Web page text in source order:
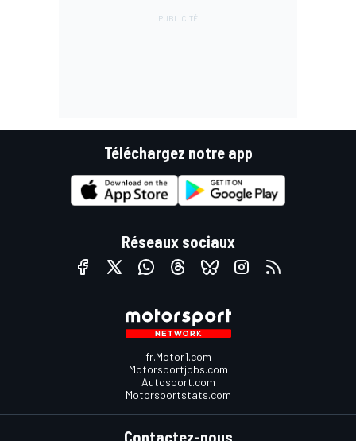
Téléchargez notre app
Réseaux sociaux
fr.Motor1.com
Motorsportjobs.com
Autosport.com
Motorsportstats.com